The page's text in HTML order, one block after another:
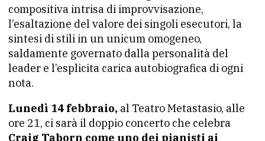
compositiva intrisa di improvvisazione,
l’esaltazione del valore dei singoli esecutori, la
sintesi di stili in un unicum omogeneo,
saldamente governato dalla personalità del
leader e l’esplicita carica autobiografica di ogni
nota.
Lunedì 14 febbraio, al Teatro Metastasio, alle
ore 21, ci sarà il doppio concerto che celebra
Craig Taborn come uno dei pianisti ai